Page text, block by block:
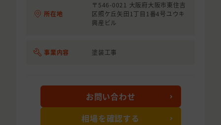
所在地
〒546-0021 大阪府大阪市東住吉
区照ケ丘矢田1丁目1番4号ユウキ
興産ビル
事業内容 塗装工事
お問い合わせ
相場を確認する